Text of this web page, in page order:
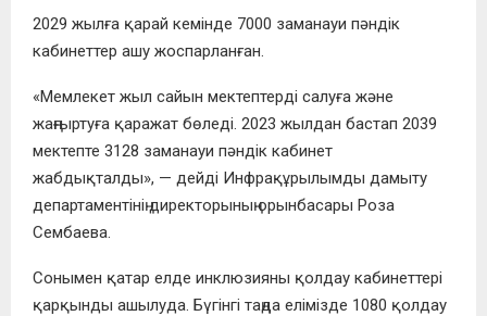
2029 жылға қарай кемінде 7000 заманауи пәндік
кабинеттер ашу жоспарланған.
«Мемлекет жыл сайын мектептерді салуға және
жаңғыртуға қаражат бөледі. 2023 жылдан бастап 2039
мектепте 3128 заманауи пәндік кабинет
жабдықталды», — дейді Инфрақұрылымды дамыту
департаментінің директорының орынбасары Роза
Сембаева.
Сонымен қатар елде инклюзияны қолдау кабинеттері
қарқынды ашылуда. Бүгінгі таңда елімізде 1080 қолдау